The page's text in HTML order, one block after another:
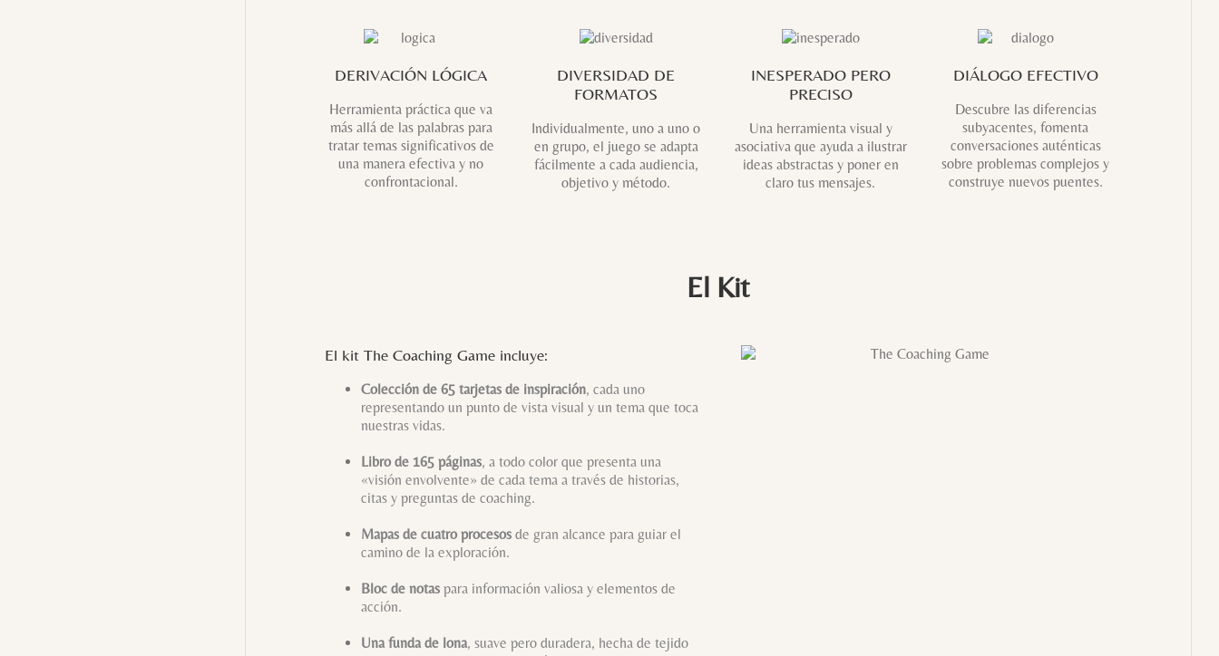
DERIVACIÓN LÓGICA
Herramienta práctica que va
más allá de las palabras para
tratar temas significativos de
una manera efectiva y no
confrontacional.
DIVERSIDAD DE
FORMATOS
Individualmente, uno a uno o
en grupo, el juego se adapta
fácilmente a cada audiencia,
objetivo y método.
INESPERADO PERO
PRECISO
Una herramienta visual y
asociativa que ayuda a ilustrar
ideas abstractas y poner en
claro tus mensajes.
DIÁLOGO EFECTIVO
Descubre las diferencias
subyacentes, fomenta
conversaciones auténticas
sobre problemas complejos y
construye nuevos puentes.
El Kit
El kit The Coaching Game incluye:
Colección de 65 tarjetas de inspiración, cada uno
representando un punto de vista visual y un tema que toca
nuestras vidas.
Libro de 165 páginas, a todo color que presenta una
«visión envolvente» de cada tema a través de historias,
citas y preguntas de coaching.
Mapas de cuatro procesosde gran alcance para guiar el
camino de la exploración.
Bloc de notaspara información valiosa y elementos de
acción.
Una funda de lona, suave pero duradera, hecha de tejido